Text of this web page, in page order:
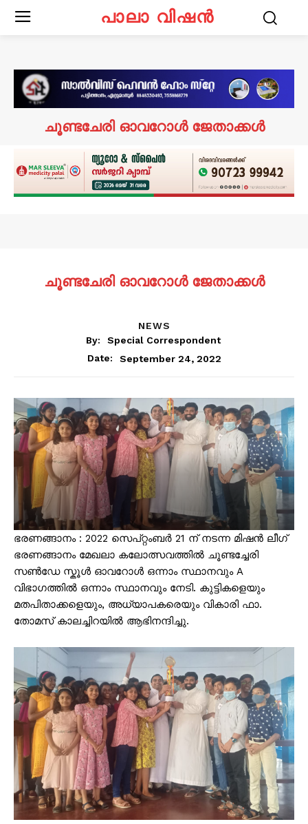
പാലാ വിഷൻ
ചൂണ്ടചേരി ഓവറോൾ ജേതാക്കൾ
ചൂണ്ടചേരി ഓവറോൾ ജേതാക്കൾ
NEWS
By:
Special Correspondent
Date:
September 24, 2022
ഭരണങ്ങാനം : 2022 സെപ്റ്റംബർ 21 ന് നടന്ന മിഷൻ ലീഗ്
ഭരണങ്ങാനം മേഖലാ കലോത്സവത്തിൽ ചൂണ്ടച്ചേരി
സൺഡേ സ്കൂൾ ഓവറോൾ ഒന്നാം സ്ഥാനവും A
വിഭാഗത്തിൽ ഒന്നാം സ്ഥാനവും നേടി. കുട്ടികളെയും
മതപിതാക്കളെയും, അധ്യാപകരെയും വികാരി ഫാ.
തോമസ് കാലച്ചിറയിൽ ആഭിനന്ദിച്ചു.